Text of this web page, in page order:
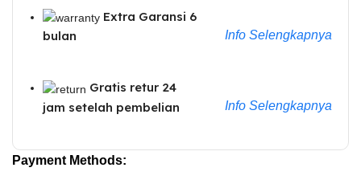
Extra Garansi 6
bulan
Info Selengkapnya
Gratis retur 24
jam setelah pembelian
Info Selengkapnya
Payment Methods: